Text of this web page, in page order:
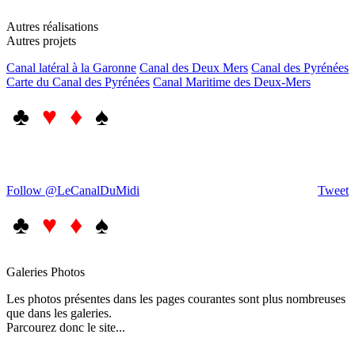
Autres réalisations
Autres projets
Canal latéral à la Garonne Canal des Deux Mers Canal des Pyrénées
Carte du Canal des Pyrénées Canal Maritime des Deux-Mers
♣ ♥ ♦ ♠
Tweet
Follow @LeCanalDuMidi
♣ ♥ ♦ ♠
Galeries Photos
Les photos présentes dans les pages courantes sont plus nombreuses
que dans les galeries.
Parcourez donc le site...